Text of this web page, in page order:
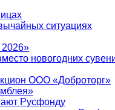
ситуациях
2026»
новогодних
ООО «Доброторг»
Русфонду